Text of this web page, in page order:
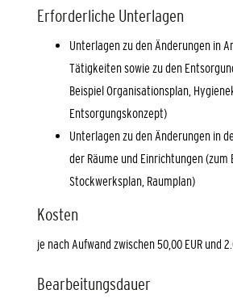
Erforderliche Unterlagen
Unterlagen zu den Änderungen in
Tätigkeiten sowie zu den
Beispiel Organisationsplan,
Entsorgungskonzept)
Unterlagen zu den Änderungen in
der Räume und Einrichtungen (zum
Stockwerksplan, Raumplan)
Kosten
je nach Aufwand zwischen 50,00 EUR und
Bearbeitungsdauer